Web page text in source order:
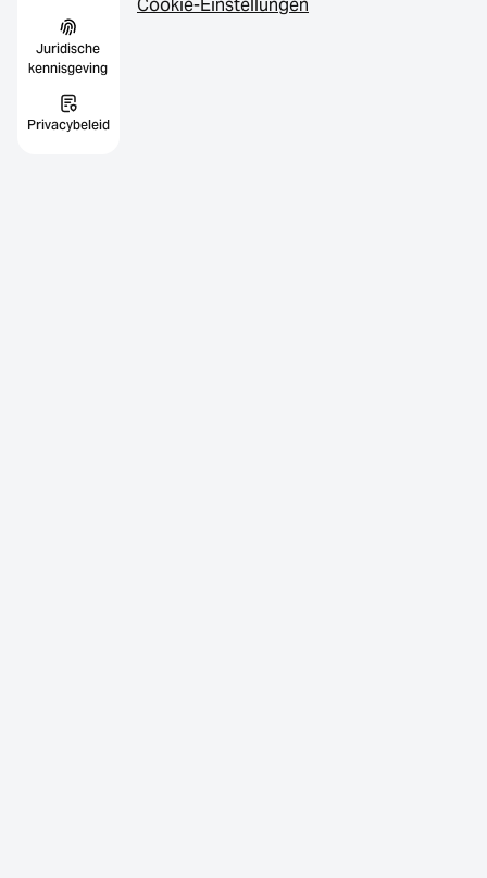
Juridische
kennisgeving
Privacybeleid
Cookie-Einstellungen